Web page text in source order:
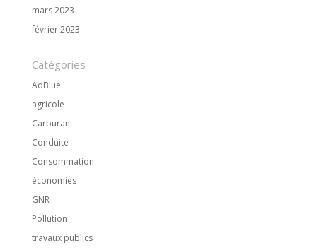
mars 2023
février 2023
Catégories
AdBlue
agricole
Carburant
Conduite
Consommation
économies
GNR
Pollution
travaux publics